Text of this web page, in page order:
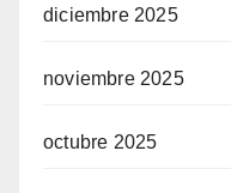
diciembre 2025
noviembre 2025
octubre 2025